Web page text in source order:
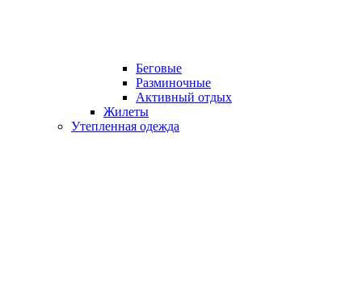
Беговые
Разминочные
Активный отдых
Жилеты
Утепленная одежда